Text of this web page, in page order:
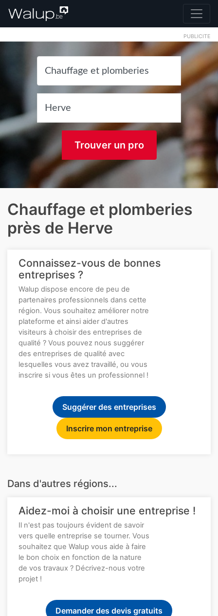
PUBLICITE
Trouver un pro
Chauffage et plomberies
près de Herve
Connaissez-vous de bonnes
entreprises ?
Walup dispose encore de peu de
partenaires professionnels dans cette
région. Vous souhaitez améliorer notre
plateforme et ainsi aider d'autres
visiteurs à choisir des entreprises de
qualité ? Vous pouvez nous suggérer
des entreprises de qualité avec
lesquelles vous avez travaillé, ou vous
inscrire si vous êtes un professionnel !
Suggérer des entreprises
Inscrire mon entreprise
Dans d'autres régions...
Aidez-moi à choisir une entreprise !
Il n'est pas toujours évident de savoir
vers quelle entreprise se tourner. Vous
souhaitez que Walup vous aide à faire
le bon choix en fonction de la nature
de vos travaux ? Décrivez-nous votre
projet !
Demander des devis gratuits